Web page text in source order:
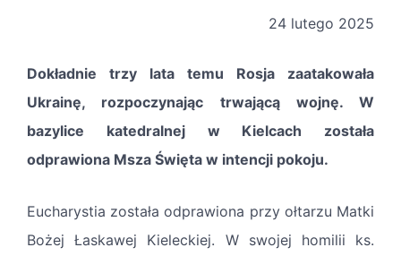
24 lutego 2025
Dokładnie trzy lata temu Rosja zaatakowała
Ukrainę, rozpoczynając trwającą wojnę. W
bazylice katedralnej w Kielcach została
odprawiona Msza Święta w intencji pokoju.
Eucharystia została odprawiona przy ołtarzu Matki
Bożej Łaskawej Kieleckiej. W swojej homilii ks.